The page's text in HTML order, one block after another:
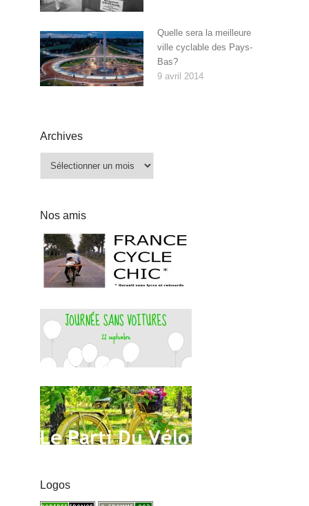
Quelle sera la meilleure
ville cyclable des Pays-
Bas?
9 avril 2014
Archives
Nos amis
Logos